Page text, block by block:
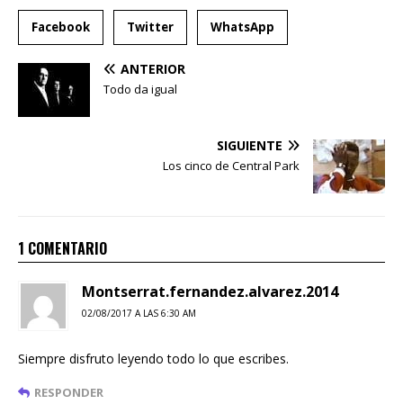
Facebook Twitter WhatsApp
ANTERIOR
Todo da igual
SIGUIENTE
Los cinco de Central Park
1 COMENTARIO
Montserrat.fernandez.alvarez.2014
02/08/2017 A LAS 6:30 AM
Siempre disfruto leyendo todo lo que escribes.
RESPONDER